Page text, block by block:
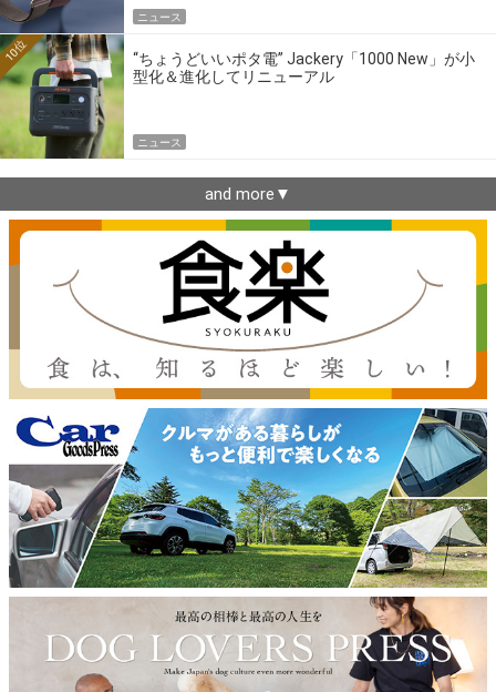
ニュース
“ちょうどいいポタ電” Jackery「1000 New」が小
型化＆進化してリニューアル
10位
ニュース
and more▼